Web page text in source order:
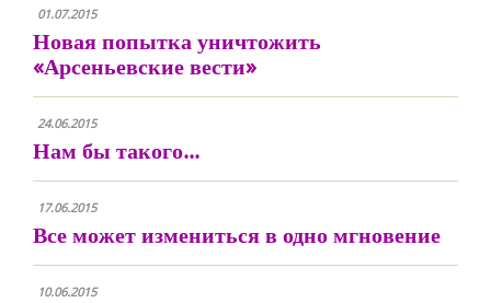
01.07.2015
Новая попытка уничтожить
«Арсеньевские вести»
24.06.2015
Нам бы такого...
17.06.2015
Все может измениться в одно мгновение
10.06.2015